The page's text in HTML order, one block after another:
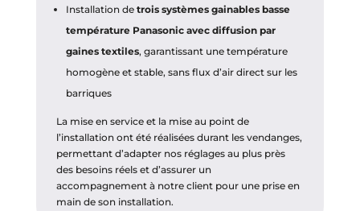
Installation de trois systèmes gainables basse
température Panasonic avec diffusion par
gaines textiles, garantissant une température
homogène et stable, sans flux d’air direct sur les
barriques
La mise en service et la mise au point de
l’installation ont été réalisées durant les vendanges,
permettant d’adapter nos réglages au plus près
des besoins réels et d’assurer un
accompagnement à notre client pour une prise en
main de son installation.